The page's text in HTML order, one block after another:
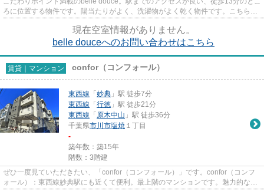
ろに位置する物件です。陽当たりがよく、洗濯物がよく乾く物件です。こちらは
現在空室情報がありません。
belle douceへのお問い合わせはこちら
賃貸｜マンション confor（コンフォール）
東西線 「 妙典 」駅 徒歩7分
東西線 「 行徳 」駅 徒歩21分
東西線 「 原木中山 」駅 徒歩36分
千葉県市川市塩焼 １丁目
-
築年数：築15年
階数：3階建
ぜひ一度見ていただきたい、「confor（コンフォール）」です。confor（コンフ
ォール）：東西線妙典駅にも近くて便利。最上階のマンションです。魅力的な駅